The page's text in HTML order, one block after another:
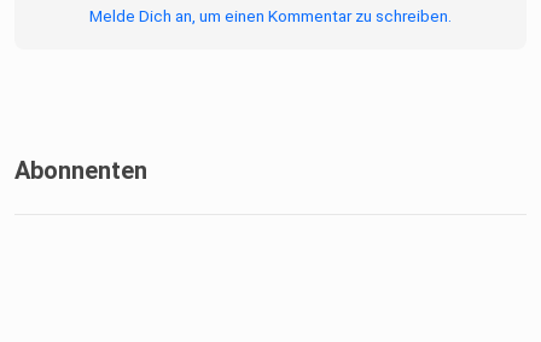
Melde Dich an, um einen Kommentar zu schreiben.
Abonnenten